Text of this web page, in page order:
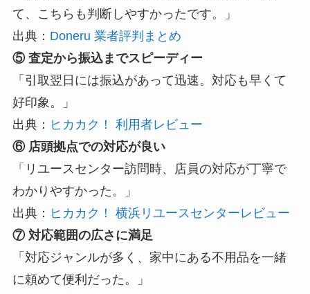
て、こちらも判断しやすかったです。」
出典： Doneru 業者評判まとめ
⑤ 査定から振込までスピーディー
「引取翌日には振込があって迅速。対応も早くて
好印象。」
出典： ヒカカク！ 利用者レビュー
⑥ 店頭拠点での対応が良い
「リユースセンター訪問時、店員の対応が丁寧で
わかりやすかった。」
出典： ヒカカク！ 横浜リユースセンターレビュー
⑦ 対応範囲の広さに満足
「対応ジャンルが多く、家中にある不用品を一緒
に頼めて便利だった。」